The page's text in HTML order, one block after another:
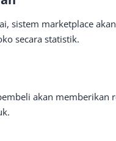
sistem marketplace
secara statistik.
akan